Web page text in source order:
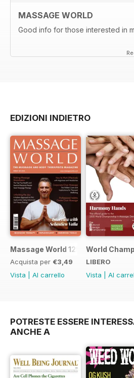
MASSAGE WORLD
Good info for those interested in
EDIZIONI INDIETRO
Massage World 125
Acquista per €3,49
Vista
Al carrello
World
LIBERO
Vista
Al
POTRESTE ESSERE
ANCHE A